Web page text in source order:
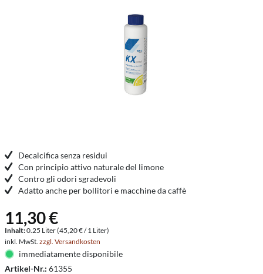
Decalcifica senza residui
Con principio attivo naturale del limone
Contro gli odori sgradevoli
Adatto anche per bollitori e macchine da caffè
11,30 €
Inhalt:0.25 Liter (45,20 € / 1 Liter)
inkl. MwSt. zzgl. Versandkosten
immediatamente disponibile
Artikel-Nr.: 61355